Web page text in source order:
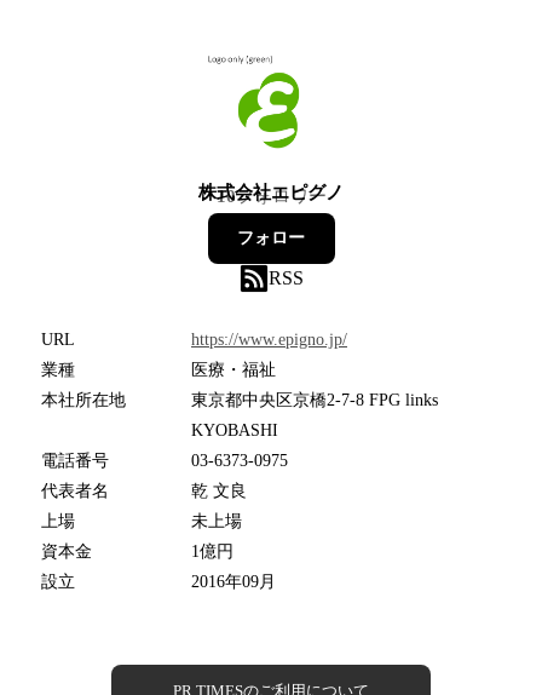
株式会社エピグノ
10フォロワー
フォロー
RSS
URL
https://www.epigno.jp/
業種
医療・福祉
本社所在地
東京都中央区京橋2-7-8 FPG links
KYOBASHI
電話番号
03-6373-0975
代表者名
乾 文良
上場
未上場
資本金
1億円
設立
2016年09月
PR TIMESのご利用について